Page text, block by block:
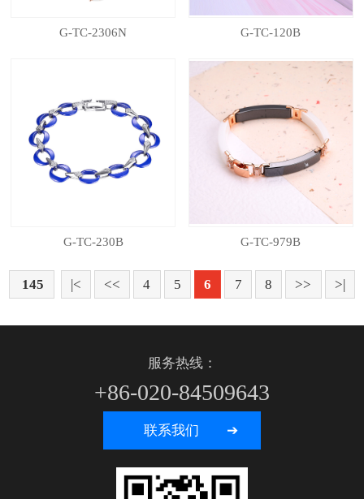
G-TC-2306N G-TC-120B
G-TC-230B G-TC-979B
145 |< << 4 5 6 7 8 >> >|
服务热线：
+86-020-84509643
联系我们 ➔